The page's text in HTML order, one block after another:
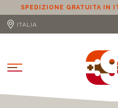
SPEDIZIONE GRATUITA IN
ITALIA